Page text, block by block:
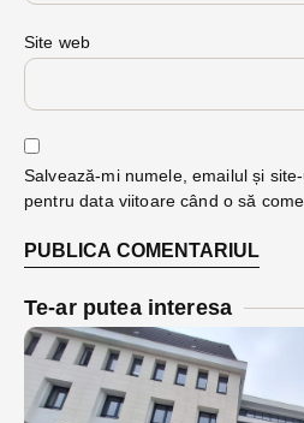
Site web
Salvează-mi numele, emailul și
pentru data viitoare când o să
Te-ar putea interesa